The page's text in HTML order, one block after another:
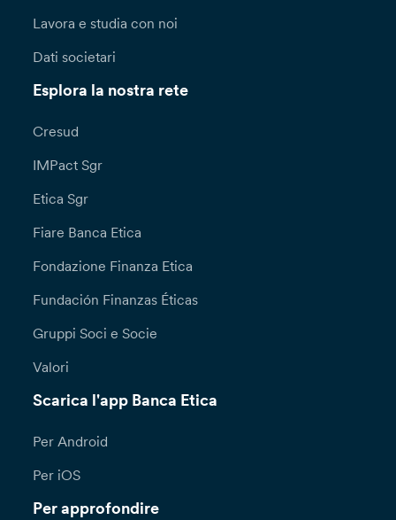
Lavora e studia con noi
Dati societari
Esplora la nostra rete
Cresud
IMPact Sgr
Etica Sgr
Fiare Banca Etica
Fondazione Finanza Etica
Fundación Finanzas Éticas
Gruppi Soci e Socie
Valori
Scarica l'app Banca Etica
Per Android
Per iOS
Per approfondire